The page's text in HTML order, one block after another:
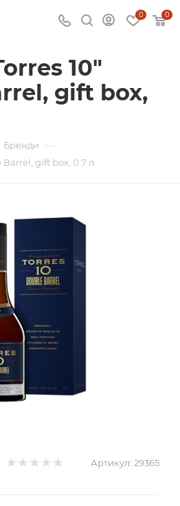
0 0
10"
gift box,
Бренди —
gift box, 0.7 л
Артикул: 29365